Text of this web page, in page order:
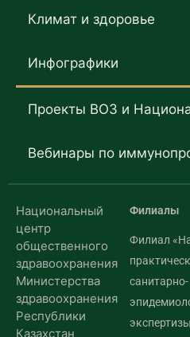
Климат и здоровье
Инфографики
Проекты ВОЗ и
Вебинары по
Национальный
центр
общественного
здравоохранения
Министерства
здравоохранения
Республики
Казахстан
Филиалы
Филиал
санитарно-